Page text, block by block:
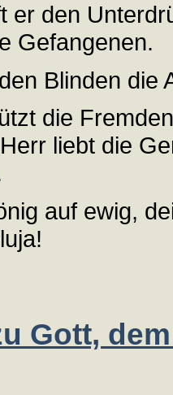
er den
Gefangenen.
Blinden die
die
liebt die
auf ewig,
Gott,